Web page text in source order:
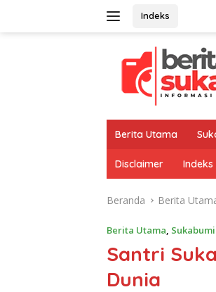
Indeks
Berita Utama
Disclaimer
Beranda Berita
Berita Utama, Sukabumi
Santri
Dunia